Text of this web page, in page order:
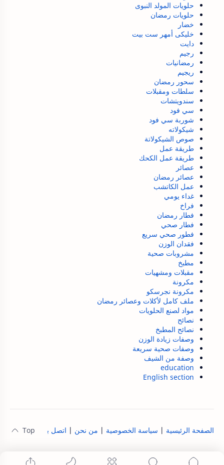
حلويات المولد النبوى
حلويات رمضان
خضار
خليكى أمهر ست بيت
دايت
رجيم
رمضانيات
ريجيم
سحور رمضان
سلطات ومقبلات
سندويتشات
سي فود
شوربة سي فود
شيكولاته
صوص الشيكولاتة
طريقة عمل
طريقة عمل الكحك
عصائر
عصائر رمضان
عمل الكاتشب
غداء يومي
فراخ
فطار رمضان
فطار صحي
فطور صحي سريع
فقدان الوزن
مشروبات صحية
مطبخ
مقبلات ومشهيات
مكرونة
مكرونة نجرسكو
ملف كامل لأكلات وعصائر رمضان
مواد لصنع الحلويات
نصائح
نصائح المطبخ
وصفات زيادة الوزن
وصفات صحية سريعة
وصفة من الشيف
education
English section
الصفحة الرئيسية | سياسة الخصوصية | من نحن | اتصل بنا